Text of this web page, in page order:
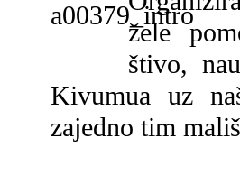
žele
štivo,
Kivumua uz
zajedno tim